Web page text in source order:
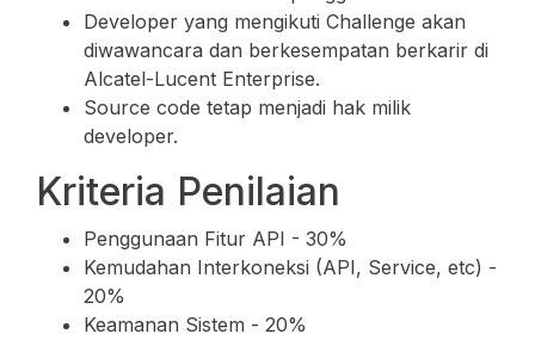
Developer yang mengikuti Challenge akan
diwawancara dan berkesempatan berkarir di
Alcatel-Lucent Enterprise.
Source code tetap menjadi hak milik
developer.
Kriteria Penilaian
Penggunaan Fitur API - 30%
Kemudahan Interkoneksi (API, Service, etc) -
20%
Keamanan Sistem - 20%